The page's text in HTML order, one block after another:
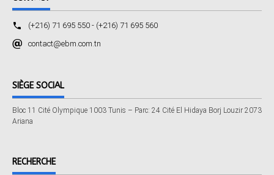
(+216) 71 695 550 - (+216) 71 695 560
contact@ebm.com.tn
SIÈGE SOCIAL
Bloc 11 Cité Olympique 1003 Tunis – Parc: 24 Cité El Hidaya Borj Louzir 2073
Ariana
RECHERCHE